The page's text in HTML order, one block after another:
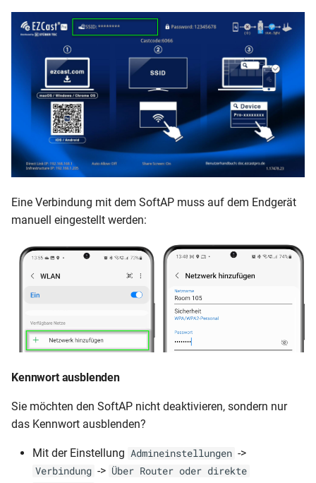
Eine Verbindung mit dem SoftAP muss auf dem Endgerät
manuell eingestellt werden:
Kennwort ausblenden
Sie möchten den SoftAP nicht deaktivieren, sondern nur
das Kennwort ausblenden?
Mit der Einstellung Admineinstellungen ->
Verbindung -> Über Router oder direkte